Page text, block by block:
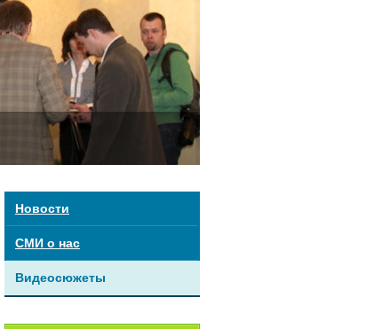
Новости
СМИ о нас
Видеосюжеты